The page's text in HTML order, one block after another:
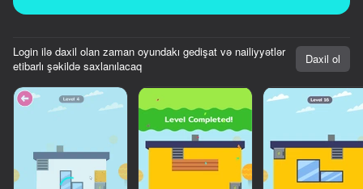
Login ilə daxil olan zaman oyundakı gedişat və nailiyyətlər
etibarlı şəkildə saxlanılacaq
Daxil ol